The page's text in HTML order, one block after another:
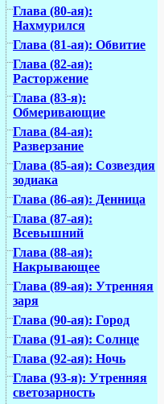
Глава (80-ая):
Нахмурился
Глава (81-ая): Обвитие
Глава (82-ая):
Расторжение
Глава (83-я):
Обмеривающие
Глава (84-ая):
Разверзание
Глава (85-ая): Созвездия
зодиака
Глава (86-ая): Денница
Глава (87-ая):
Всевышний
Глава (88-ая):
Накрывающее
Глава (89-ая): Утренняя
заря
Глава (90-ая): Город
Глава (91-ая): Солнце
Глава (92-ая): Ночь
Глава (93-я): Утренняя
светозарность